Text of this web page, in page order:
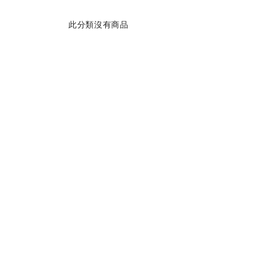
此分類沒有商品